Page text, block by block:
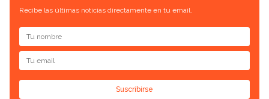
Recibe las últimas noticias directamente en tu email.
Suscribirse